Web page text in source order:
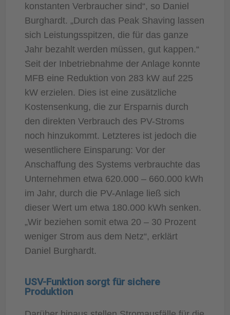
konstanten Verbraucher sind“, so Daniel
Burghardt. „Durch das Peak Shaving lassen
sich Leistungsspitzen, die für das ganze
Jahr bezahlt werden müssen, gut kappen.“
Seit der Inbetriebnahme der Anlage konnte
MFB eine Reduktion von 283 kW auf 225
kW erzielen. Dies ist eine zusätzliche
Kostensenkung, die zur Ersparnis durch
den direkten Verbrauch des PV-Stroms
noch hinzukommt. Letzteres ist jedoch die
wesentlichere Einsparung: Vor der
Anschaffung des Systems verbrauchte das
Unternehmen etwa 620.000 – 660.000 kWh
im Jahr, durch die PV-Anlage ließ sich
dieser Wert um etwa 180.000 kWh senken.
„Wir beziehen somit etwa 20 – 30 Prozent
weniger Strom aus dem Netz“, erklärt
Daniel Burghardt.
USV-Funktion sorgt für sichere
Produktion